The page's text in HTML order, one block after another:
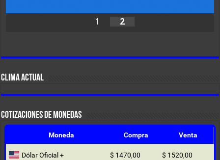
1 2
CLIMA ACTUAL
COTIZACIONES DE MONEDAS
Moneda Compra Venta
Dólar Oficial + $ 1470,00 $ 1520,00